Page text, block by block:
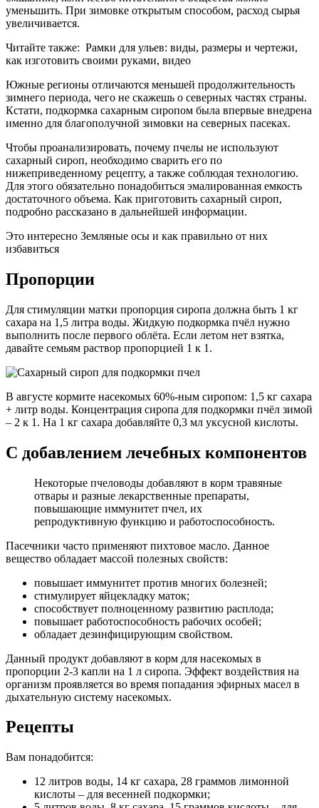
уменьшить. При зимовке открытым способом, расход сырья
увеличивается.
Читайте также: Рамки для ульев: виды, размеры и чертежи,
как изготовить своими руками, видео
Южные регионы отличаются меньшей продолжительность
зимнего периода, чего не скажешь о северных частях страны.
Кстати, подкормка сахарным сиропом была впервые внедрена
именно для благополучной зимовки на северных пасеках.
Чтобы проанализировать, почему пчелы не используют
сахарный сироп, необходимо сварить его по
нижеприведенному рецепту, а также соблюдая технологию.
Для этого обязательно понадобиться эмалированная емкость
достаточного объема. Как приготовить сахарный сироп,
подробно рассказано в дальнейшей информации.
Это интересно Земляные осы и как правильно от них
избавиться
Пропорции
Для стимуляции матки пропорция сиропа должна быть 1 кг
сахара на 1,5 литра воды. Жидкую подкормка пчёл нужно
выполнить после первого облёта. Если летом нет взятка,
давайте семьям раствор пропорцией 1 к 1.
В августе кормите насекомых 60%-ным сиропом: 1,5 кг сахара
+ литр воды. Концентрация сиропа для подкормки пчёл зимой
– 2 к 1. На 1 кг сахара добавляйте 0,3 мл уксусной кислоты.
С добавлением лечебных компонентов
Некоторые пчеловоды добавляют в корм травяные
отвары и разные лекарственные препараты,
повышающие иммунитет пчел, их
репродуктивную функцию и работоспособность.
Пасечники часто применяют пихтовое масло. Данное
вещество обладает массой полезных свойств:
повышает иммунитет против многих болезней;
стимулирует яйцекладку маток;
способствует полноценному развитию расплода;
повышает работоспособность рабочих особей;
обладает дезинфицирующим свойством.
Данный продукт добавляют в корм для насекомых в
пропорции 2-3 капли на 1 л сиропа. Эффект воздействия на
организм проявляется во время попадания эфирных масел в
дыхательную систему насекомых.
Рецепты
Вам понадобится:
12 литров воды, 14 кг сахара, 28 граммов лимонной
кислоты – для весенней подкормки;